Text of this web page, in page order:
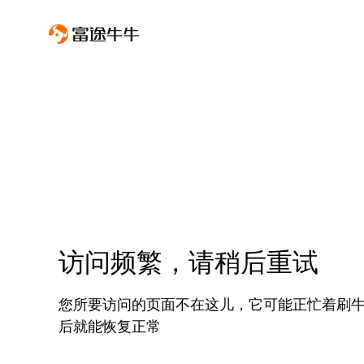
访问频繁，请稍后重试
您所要访问的页面不在这儿，它可能正忙着刷
后就能恢复正常